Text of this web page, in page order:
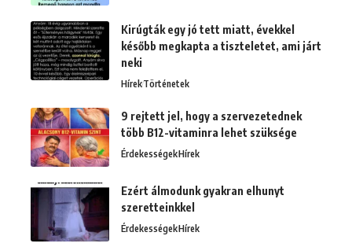
Kirúgták egy jó tett miatt, évekkel
később megkapta a tiszteletet, ami járt
neki
HírekTörténetek
9 rejtett jel, hogy a szervezetednek
több B12-vitaminra lehet szüksége
ÉrdekességekHírek
Ezért álmodunk gyakran elhunyt
szeretteinkkel
ÉrdekességekHírek